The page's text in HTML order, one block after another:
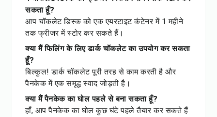
सकता हूँ?
आप चॉकलेट डिस्क को एक एयरटाइट कंटेनर में 1 महीने
तक फ्रीजर में स्टोर कर सकते हैं।
क्या मैं फिलिंग के लिए डार्क चॉकलेट का उपयोग कर सकता
हूँ?
बिल्कुल! डार्क चॉकलेट पूरी तरह से काम करती है और
पैनकेक में एक समृद्ध स्वाद जोड़ती है।
क्या मैं पैनकेक का घोल पहले से बना सकता हूँ?
हाँ, आप पैनकेक का घोल कुछ घंटे पहले तैयार कर सकते हैं